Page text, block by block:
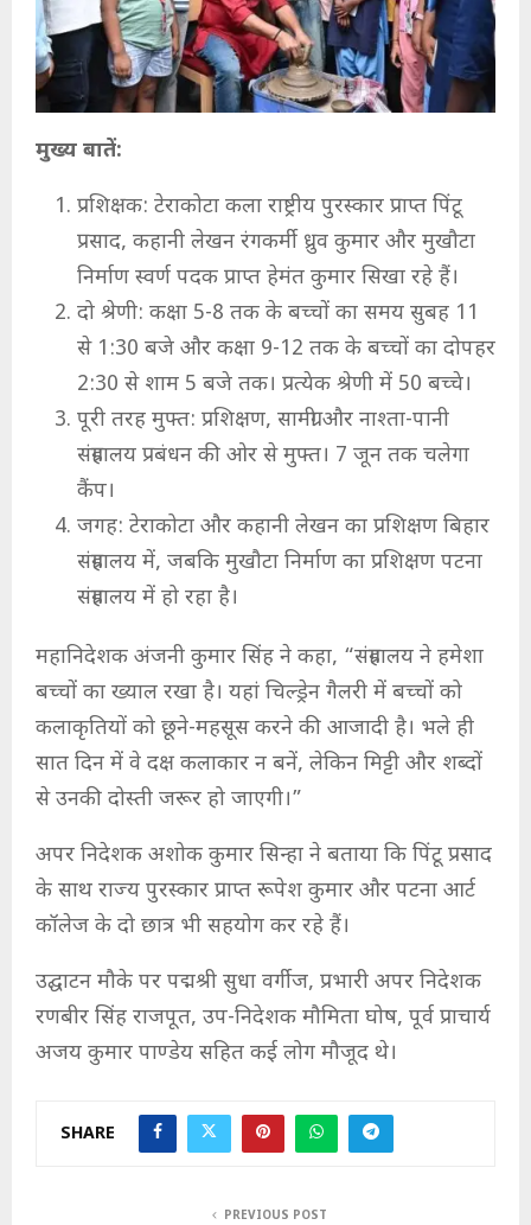
मुख्य बातें:
प्रशिक्षक: टेराकोटा कला राष्ट्रीय पुरस्कार प्राप्त पिंटू
प्रसाद, कहानी लेखन रंगकर्मी ध्रुव कुमार और मुखौटा
निर्माण स्वर्ण पदक प्राप्त हेमंत कुमार सिखा रहे हैं।
दो श्रेणी: कक्षा 5-8 तक के बच्चों का समय सुबह 11
से 1:30 बजे और कक्षा 9-12 तक के बच्चों का दोपहर
2:30 से शाम 5 बजे तक। प्रत्येक श्रेणी में 50 बच्चे।
पूरी तरह मुफ्त: प्रशिक्षण, सामग्री और नाश्ता-पानी
संग्रहालय प्रबंधन की ओर से मुफ्त। 7 जून तक चलेगा
कैंप।
जगह: टेराकोटा और कहानी लेखन का प्रशिक्षण बिहार
संग्रहालय में, जबकि मुखौटा निर्माण का प्रशिक्षण पटना
संग्रहालय में हो रहा है।
महानिदेशक अंजनी कुमार सिंह ने कहा, “संग्रहालय ने हमेशा
बच्चों का ख्याल रखा है। यहां चिल्ड्रेन गैलरी में बच्चों को
कलाकृतियों को छूने-महसूस करने की आजादी है। भले ही
सात दिन में वे दक्ष कलाकार न बनें, लेकिन मिट्टी और शब्दों
से उनकी दोस्ती जरूर हो जाएगी।”
अपर निदेशक अशोक कुमार सिन्हा ने बताया कि पिंटू प्रसाद
के साथ राज्य पुरस्कार प्राप्त रूपेश कुमार और पटना आर्ट
कॉलेज के दो छात्र भी सहयोग कर रहे हैं।
उद्घाटन मौके पर पद्मश्री सुधा वर्गीज, प्रभारी अपर निदेशक
रणबीर सिंह राजपूत, उप-निदेशक मौमिता घोष, पूर्व प्राचार्य
अजय कुमार पाण्डेय सहित कई लोग मौजूद थे।
SHARE
PREVIOUS POST